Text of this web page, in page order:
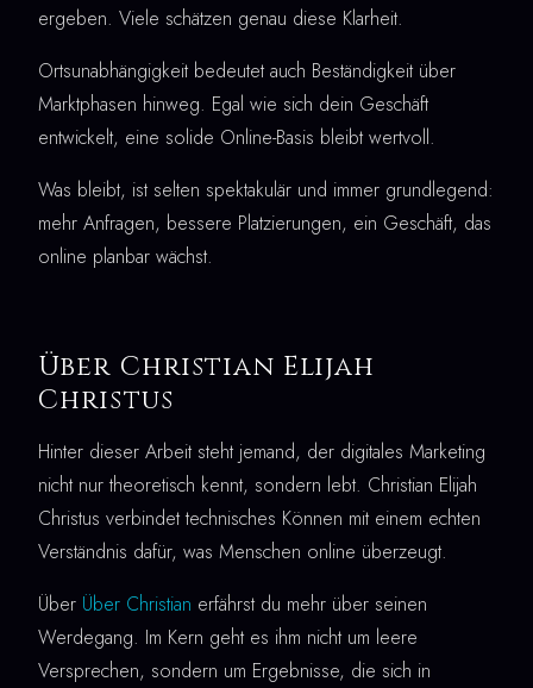
ergeben. Viele schätzen genau diese Klarheit.
Ortsunabhängigkeit bedeutet auch Beständigkeit über
Marktphasen hinweg. Egal wie sich dein Geschäft
entwickelt, eine solide Online-Basis bleibt wertvoll.
Was bleibt, ist selten spektakulär und immer grundlegend:
mehr Anfragen, bessere Platzierungen, ein Geschäft, das
online planbar wächst.
Über Christian Elijah
Christus
Hinter dieser Arbeit steht jemand, der digitales Marketing
nicht nur theoretisch kennt, sondern lebt. Christian Elijah
Christus verbindet technisches Können mit einem echten
Verständnis dafür, was Menschen online überzeugt.
Über Über Christian erfährst du mehr über seinen
Werdegang. Im Kern geht es ihm nicht um leere
Versprechen, sondern um Ergebnisse, die sich in